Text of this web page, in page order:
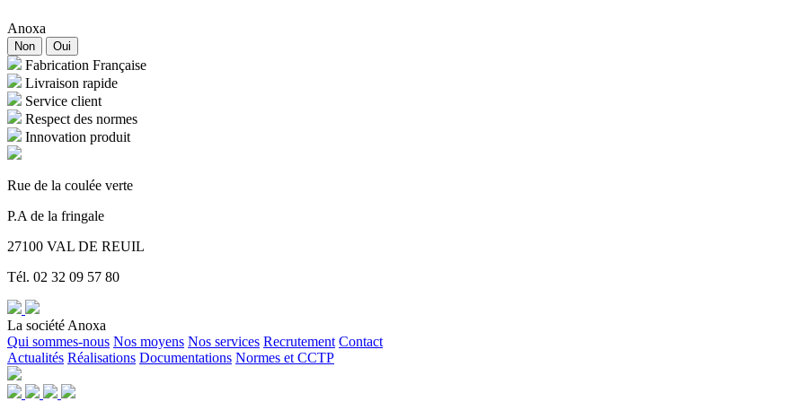
Anoxa
Non Oui
Fabrication Française
Livraison rapide
Service client
Respect des normes
Innovation produit
Rue de la coulée verte
P.A de la fringale
27100 VAL DE REUIL
Tél. 02 32 09 57 80
La société Anoxa
Qui sommes-nous Nos moyens Nos services Recrutement Contact
Actualités Réalisations Documentations Normes et CCTP